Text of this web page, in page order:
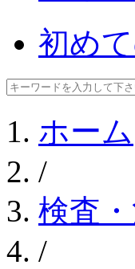
初め
ホーム
/
検査
/